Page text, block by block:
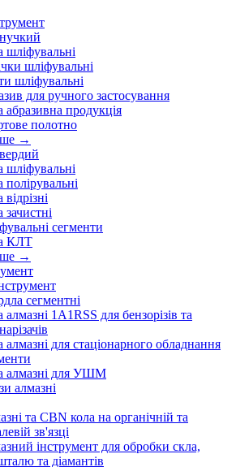
шліфувальні
шліфувальні
шліфувальні
для ручного застосування
абразивна продукція
полотно
→
шліфувальні
полірувальні
зачистні
сегменти
КЛТ
→
сегментні
алмазні 1A1RSS для бензорізів та
алмазні для стаціонарного обладнання
алмазні для УШМ
алмазні
та CBN кола на органічній та
зв'язці
інструмент для обробки скла,
та діамантів